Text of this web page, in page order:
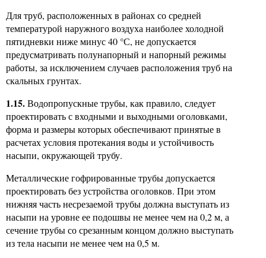
Для труб, расположенных в районах со средней
температурой наружного воздуха наиболее холодной
пятидневки ниже минус 40 °С, не допускается
предусматривать полунапорный и напорный режимы
работы, за исключением случаев расположения труб на
скальных грунтах.
1.15.Водопропускные трубы, как правило, следует
проектировать с входными и выходными оголовками,
форма и размеры которых обеспечивают принятые в
расчетах условия протекания воды и устойчивость
насыпи, окружающей трубу.
Металлические гофрированные трубы допускается
проектировать без устройства оголовков. При этом
нижняя часть несрезаемой трубы должна выступать из
насыпи на уровне ее подошвы не менее чем на 0,2 м, а
сечение трубы со срезанным концом должно выступать
из тела насыпи не менее чем на 0,5 м.